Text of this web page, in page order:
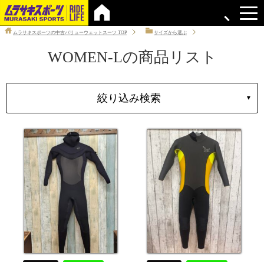
ムラサキスポーツの中古バリューウェットスーツ TOP サイズから選ぶ
WOMEN-Lの商品リスト
絞り込み検索 ▼
ブランド
サイズ
在庫店舗